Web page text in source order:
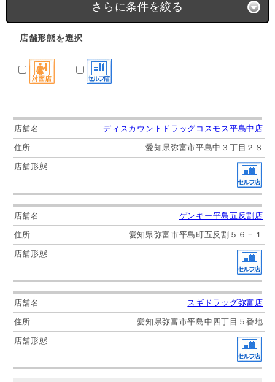
さらに条件を絞る
店舗形態を選択
ディスカウントドラッグコスモス平島中店
愛知県弥富市平島中３丁目２８
ゲンキー平島五反割店
愛知県弥富市平島町五反割５６－１
スギドラッグ弥富店
愛知県弥富市平島中四丁目５番地